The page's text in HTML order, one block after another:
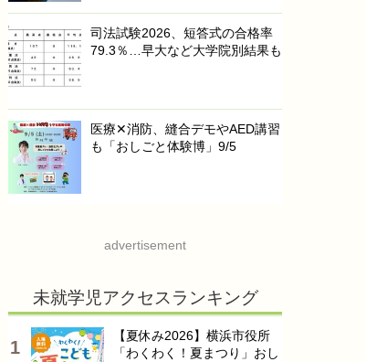
司法試験2026、短答式の合格率
79.3％…早大など大学院別結果も
医療✕消防、縫合デモやAED講習
も「おしごと体験博」9/5
advertisement
未就学児アクセスランキング
【夏休み2026】横浜市役所
「わくわく！夏まつり」おし